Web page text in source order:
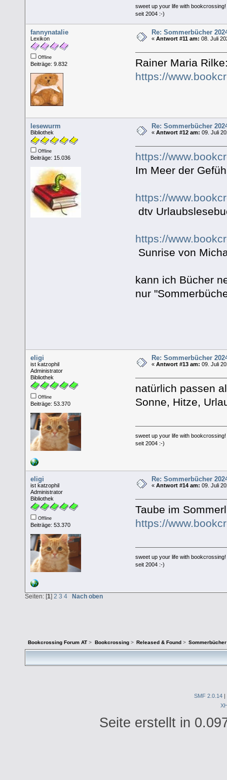
sweet up your life with bookcrossing!
seit 2004 :-)
fannynatalie
Lexikon
Offline
Beiträge: 9.832
Re: Sommerbücher
«Antwort #11 am: 08. Juli
Rainer Maria
https://
lesewurm
Bibliothek
Offline
Beiträge: 15.036
Re: Sommerbücher
«Antwort #12 am: 09. Juli
https://
Im Meer der
https://
dtv
https://
Sunrise von
kann ich Bücher
nur
eligi
ist katzophil
Administrator
Bibliothek
Offline
Beiträge: 53.370
Re: Sommerbücher
«Antwort #13 am: 09. Juli
natürlich passen
Sonne, Hitze,
sweet up your life with bookcrossing!
seit 2004 :-)
eligi
ist katzophil
Administrator
Bibliothek
Offline
Beiträge: 53.370
Re: Sommerbücher
«Antwort #14 am: 09. Juli
Taube im
https://
sweet up your life with bookcrossing!
seit 2004 :-)
Seiten: [1] 2 3 4 Nach oben
Bookcrossing Forum AT > Bookcrossing> Released & Found>
SMF 2.0.14 |
Seite erstellt in